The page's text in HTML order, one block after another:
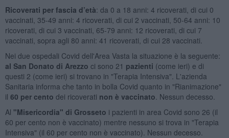
Ricoverati per fascia d’età: da 0 a 18 anni: 4 ricoverati, di cui 0
vaccinati, 35-49 anni: 4 ricoverati, di cui 2 vaccinati, 50-64 anni: 10
ricoverati, di cui 3 vaccinati, 65-79 anni: 12 ricoverati, di cui 7
vaccinati, sopra agli 80 anni: 41 ricoverati, di cui 28 vaccinati.
Nei due ospedali Covid dell'Area Vasta la situazione è la seguente:
al San Donato di Arezzo ci sono 21 pazienti (come ieri) e di
questi 2 (come ieri) si trovano in "Terapia Intensiva". L'azienda
Sanitaria informa che tanto in bolla Covid quanto in "Rianimazione"
il 60 per cento dei ricoverati non è vaccinato . Nessun decesso.
Al "Misericordia" di Grosseto i pazienti in area Covid sono 26 (il
60 per cento non è vaccinato) mentre nessuno si trova in "Terapia
Intensiva" (il 60 per cento non è vaccinato). Nessun decesso.